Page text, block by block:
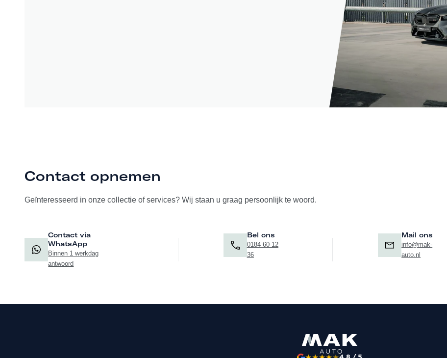
Contact opnemen
Geïnteresseerd in onze collectie of services? Wij staan u graag persoonlijk te woord.
Contact via
WhatsApp
Binnen 1 werkdag
antwoord
Bel ons
0184 60 12
36
Mail ons
info@mak-
auto.nl